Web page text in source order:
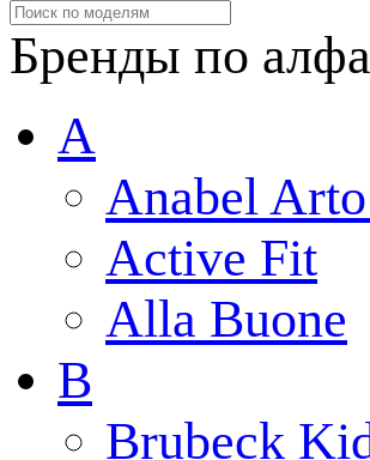
Бренды по
A
Anabel
Active Fit
Alla Buone
B
Brubeck